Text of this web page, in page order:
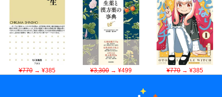
¥770→ ¥385 ¥3,300→ ¥499 ¥770→ ¥385